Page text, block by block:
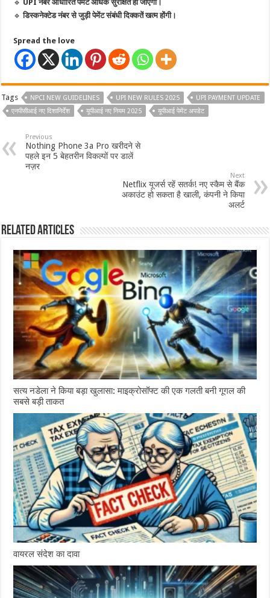
🔹 UPI नंबर आधारित पेमेंट अधिक सुरक्षित हो जाएगी।
🔹डिस्कनेक्टेड नंबर से जुड़ी पेमेंट संबंधी दिक्कतें खत्म होंगी।
Spread the love
Tags NPCI NEW GUIDELINES UPI NEW RULES 2025
UPI PAYMENT UPDATE
एनपीसीआई नए दिशानिर्देश
यूपीआई नए नियम 2025 यूपीआई पेमेंट अपडेट
Previous
Nothing Phone 3a Pro खरीदने से
पहले इन 5 बेहतरीन विकल्पों पर डालें
नज़र
Next
Netflix यूजर्स रहें सतर्क! नए स्कैम से बैंक
अकाउंट हो सकता है खाली, कंपनी ने किया
अलर्ट
Related Articles
सत्य नडेला ने किया बड़ा खुलासा: माइक्रोसॉफ्ट की एक गलती बनी गूगल की
सबसे बड़ी ताकत
वायरल संदेश का दावा